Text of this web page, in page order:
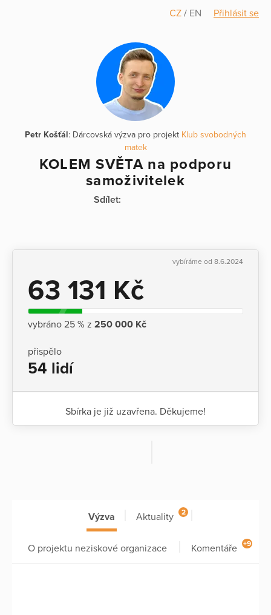
CZ / EN Přihlásit se
Petr Košťál: Dárcovská výzva pro projekt Klub svobodných
matek
KOLEM SVĚTA na podporu
samoživitelek
Sdílet:
vybíráme od 8.6.2024
63 131 Kč
vybráno 25 % z 250 000 Kč
přispělo
54 lidí
Sbírka je již uzavřena. Děkujeme!
Výzva Aktuality 2
O projektu neziskové organizace Komentáře +9